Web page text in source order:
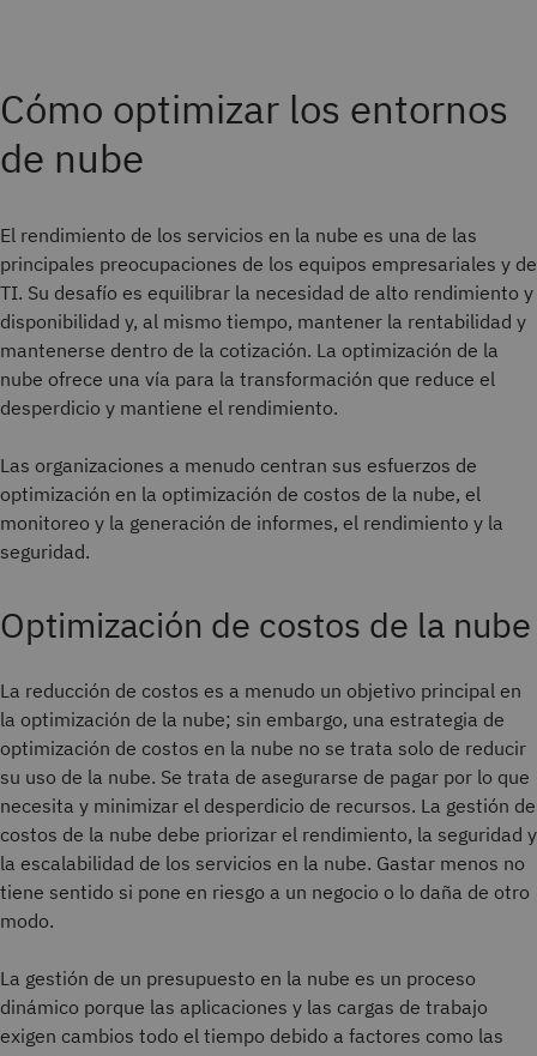
Cómo optimizar los entornos
de nube
El rendimiento de los servicios en la nube es una de las
principales preocupaciones de los equipos empresariales y de
TI. Su desafío es equilibrar la necesidad de alto rendimiento y
disponibilidad y, al mismo tiempo, mantener la rentabilidad y
mantenerse dentro de la cotización. La optimización de la
nube ofrece una vía para la transformación que reduce el
desperdicio y mantiene el rendimiento.
Las organizaciones a menudo centran sus esfuerzos de
optimización en la optimización de costos de la nube, el
monitoreo y la generación de informes, el rendimiento y la
seguridad.
Optimización de costos de la nube
La reducción de costos es a menudo un objetivo principal en
la optimización de la nube; sin embargo, una estrategia de
optimización de costos en la nube no se trata solo de reducir
su uso de la nube. Se trata de asegurarse de pagar por lo que
necesita y minimizar el desperdicio de recursos. La gestión de
costos de la nube debe priorizar el rendimiento, la seguridad y
la escalabilidad de los servicios en la nube. Gastar menos no
tiene sentido si pone en riesgo a un negocio o lo daña de otro
modo.
La gestión de un presupuesto en la nube es un proceso
dinámico porque las aplicaciones y las cargas de trabajo
exigen cambios todo el tiempo debido a factores como las